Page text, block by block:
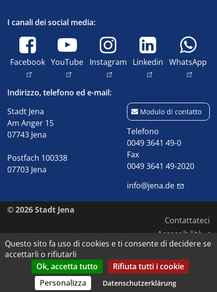
I canali dei social media:
Facebook YouTube Instagram Linkedin WhatsApp
Indirizzo, telefono ed e-mail:
Stadt Jena
Am Anger 15
07743 Jena
Postfach 100338
07703 Jena
Modulo di contatto
Telefono
0049 3641 49-0
Fax
0049 3641 49-2020
info@jena.de
© 2026 Stadt Jena
Contattateci
Accessibilità
Protezione dei dati
Impronta
Diritti d'autore e d'immagine
Datenschutz-Einstellungen anpassen
Questo sito fa uso di cookies e ti consente di decidere se
accettarli o rifiutarli
Ok, accetta tutto
Rifiuta tutti i cookie
Personalizza
Datenschutzerklärung